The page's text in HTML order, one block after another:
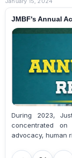
JMBF's Annual
During 2023,
concentrated on
advocacy, human